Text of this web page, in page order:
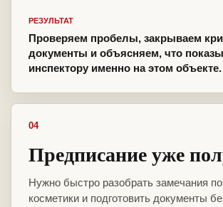
РЕЗУЛЬТАТ
Проверяем пробелы, закрываем
документы и объясняем, что
инспектору именно на этом объекте.
04
Предписание уже
Нужно быстро разобрать замечания
косметики и подготовить документы